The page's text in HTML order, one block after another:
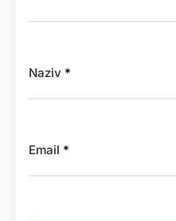
Naziv *
Email *